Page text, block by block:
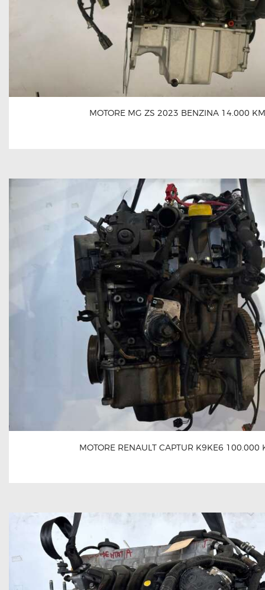
MOTORE MG ZS 2023 BENZINA 14.000 KM
MOTORE RENAULT CAPTUR K9KE6 100.000